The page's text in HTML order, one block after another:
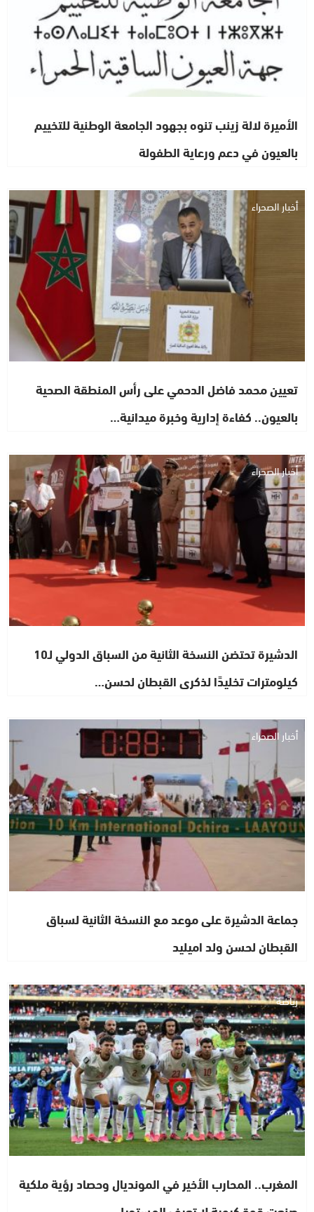
الأميرة لالة زينب تنوه بجهود الجامعة الوطنية للتخييم
بالعيون في دعم ورعاية الطفولة
أخبار الصحراء
تعيين محمد فاضل الدحمي على رأس المنطقة الصحية
بالعيون.. كفاءة إدارية وخبرة ميدانية…
أخبار الصحراء
الدشيرة تحتضن النسخة الثانية من السباق الدولي لـ10
كيلومترات تخليدًا لذكرى القبطان لحسن…
أخبار الصحراء
جماعة الدشيرة على موعد مع النسخة الثانية لسباق
القبطان لحسن ولد اميليد
رياضة
المغرب.. المحارب الأخير في المونديال وحصاد رؤية ملكية